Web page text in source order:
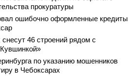
удостоверения мастеров спорта по
wikimedia commons/Ilsurikat)